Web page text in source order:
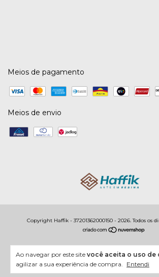
Ao navegar por este site você aceita o uso de
agilizar a sua experiência de compra. Entendi
Meios de pagamento
Meios de envio
Copyright Haffik - 37201362000150 - 2026. Todos os